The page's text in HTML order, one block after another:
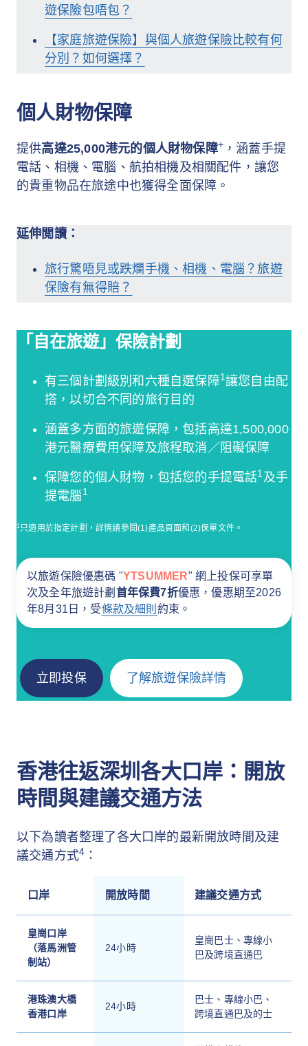
遊保險包唔包？
【家庭旅遊保險】與個人旅遊保險比較有何
分別？如何選擇？
個人財物保障
提供高達25,000港元的個人財物保障+ ，涵蓋手提
電話、相機、電腦、航拍相機及相關配件，讓您
的貴重物品在旅途中也獲得全面保障。
延伸閲讀：
旅行驚唔見或跌爛手機、相機、電腦？旅遊
保險有無得賠？
「自在旅遊」保險計劃
有三個計劃級別和六種自選保障1讓您自由配
撘，以切合不同的旅行目的
涵蓋多方面的旅遊保障，包括高達1,500,000
港元醫療費用保障及旅程取消／阻礙保障
保障您的個人財物，包括您的手提電話1及手
提電腦 1
1 只適用於指定計劃，詳情請參閱(1)產品頁面和(2)保單文件。
以旅遊保險優惠碼 "YTSUMMER" 網上投保可享單
次及全年旅遊計劃 首年保費7折優惠，優惠期至2026
年8月31日，受條款及細則 約束。
立即投保 了解旅遊保險詳情
香港往返深圳各大口岸：開放
時間與建議交通方法
以下為讀者整理了各大口岸的最新開放時間及建
議交通方式4 ：
口岸 開放時間 建議交通方式
皇崗口岸
（落馬洲管
制站）
24小時
皇崗巴士、專線小
巴及跨境直通巴
港珠澳大橋
香港口岸
24小時
巴士、專線小巴、
跨境直通巴及的士